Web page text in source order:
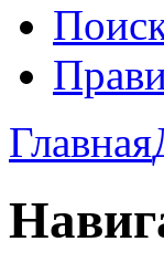
Главная